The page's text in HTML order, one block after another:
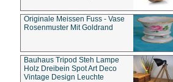
Originale Meissen Fuss - Vase
Rosenmuster Mit Goldrand
Bauhaus Tripod Steh Lampe
Holz Dreibein Spot Art Deco
Vintage Design Leuchte